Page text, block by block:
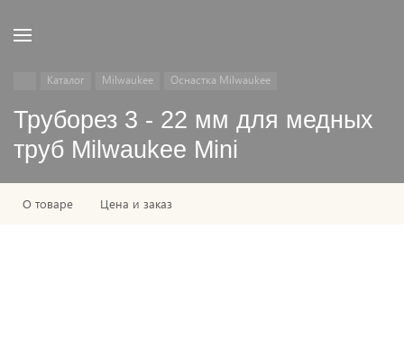
Каталог Milwaukee Оснастка Milwaukee
Труборез 3 - 22 мм для медных
труб Milwaukee Mini
О товаре Цена и заказ